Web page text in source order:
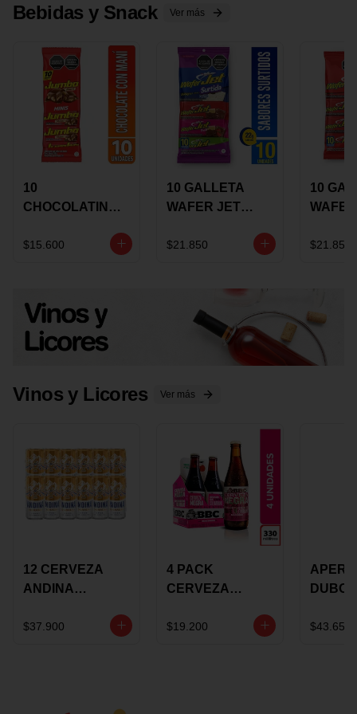
Bebidas y Snack Ver más
10
CHOCOLATINA
17 GRS
$15.600
10 GALLETA
WAFER JET
GRS
$21.850
10
GRS
$21.850
Vinos y Licores Ver más
12 CERVEZA
ANDINA
LATON
$37.900
4 PACK
CERVEZA
ROSE BBC
$19.200
VINO
$43.650